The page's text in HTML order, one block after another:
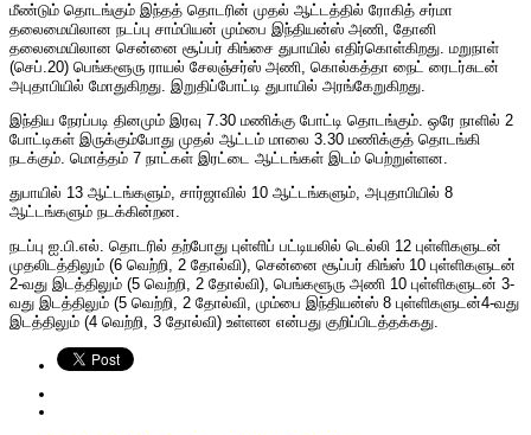
மீண்டும் தொடங்கும் இந்தத் தொடரின் முதல் ஆட்டத்தில் ரோகித் சர்மா
தலைமையிலான நடப்பு சாம்பியன் மும்பை இந்தியன்ஸ் அணி, தோனி
தலைமையிலான சென்னை சூப்பர் கிங்சை துபாயில் எதிர்கொள்கிறது. மறுநாள்
(செப்.20) பெங்களூரு ராயல் சேலஞ்சர்ஸ் அணி, கொல்கத்தா நைட் ரைடர்சுடன்
அபுதாபியில் மோதுகிறது. இறுதிப்போட்டி துபாயில் அரங்கேறுகிறது.
இந்திய நேரப்படி தினமும் இரவு 7.30 மணிக்கு போட்டி தொடங்கும். ஒரே நாளில் 2
போட்டிகள் இருக்கும்போது முதல் ஆட்டம் மாலை 3.30 மணிக்குத் தொடங்கி
நடக்கும். மொத்தம் 7 நாட்கள் இரட்டை ஆட்டங்கள் இடம் பெற்றுள்ளன.
துபாயில் 13 ஆட்டங்களும், சார்ஜாவில் 10 ஆட்டங்களும், அபுதாபியில் 8
ஆட்டங்களும் நடக்கின்றன.
நடப்பு ஐ.பி.எல். தொடரில் தற்போது புள்ளிப் பட்டியலில் டெல்லி 12 புள்ளிகளுடன்
முதலிடத்திலும் (6 வெற்றி, 2 தோல்வி), சென்னை சூப்பர் கிங்ஸ் 10 புள்ளிகளுடன்
2-வது இடத்திலும் (5 வெற்றி, 2 தோல்வி), பெங்களூரு அணி 10 புள்ளிகளுடன் 3-
வது இடத்திலும் (5 வெற்றி, 2 தோல்வி, மும்பை இந்தியன்ஸ் 8 புள்ளிகளுடன்4-வது
இடத்திலும் (4 வெற்றி, 3 தோல்வி) உள்ளன என்பது குறிப்பிடத்தக்கது.